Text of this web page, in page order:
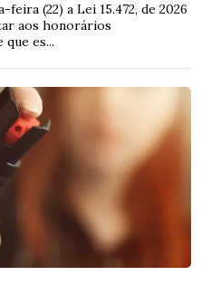
(22) a Lei 15.472, de 2026
aos honorários
es...